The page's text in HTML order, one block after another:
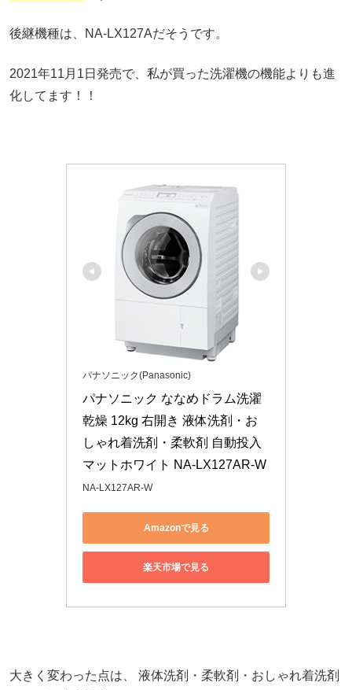
後継機種は、NA-LX127Aだそうです。
2021年11月1日発売で、私が買った洗濯機の機能よりも進
化してます！！
パナソニック(Panasonic)
パナソニック ななめドラム洗濯
乾燥 12kg 右開き 液体洗剤・お
しゃれ着洗剤・柔軟剤 自動投入
マットホワイト NA-LX127AR-W
NA-LX127AR-W
Amazonで見る
楽天市場で見る
大きく変わった点は、 液体洗剤・柔軟剤・おしゃれ着洗剤